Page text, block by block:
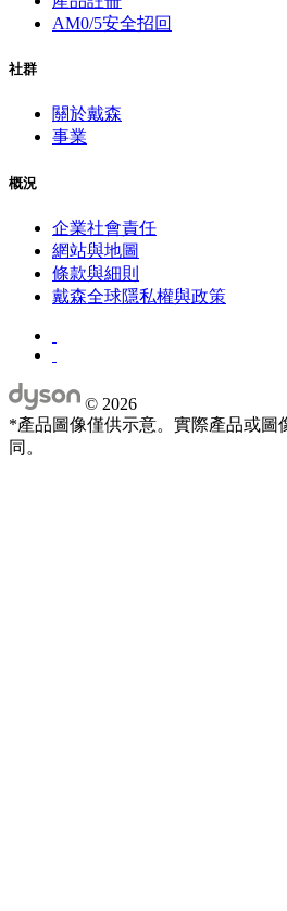
AM0/5安全招回
社群
關於戴森
事業
概況
企業社會責任
網站與地圖
條款與細則
戴森全球隱私權與政策
© 2026
*產品圖像僅供示意。實際產品或圖
同。